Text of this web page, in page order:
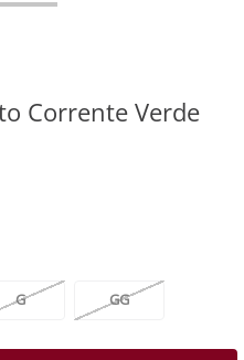
Corrente Verde
G GG